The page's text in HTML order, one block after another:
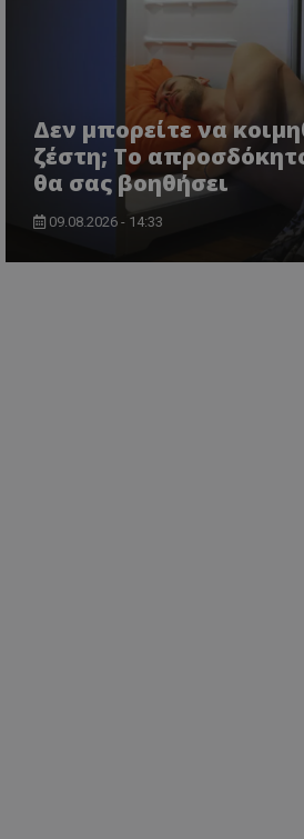
Δεν μπορείτε να
ζέστη; Το
θα σας βοηθήσει
09.08.2026 - 14:33